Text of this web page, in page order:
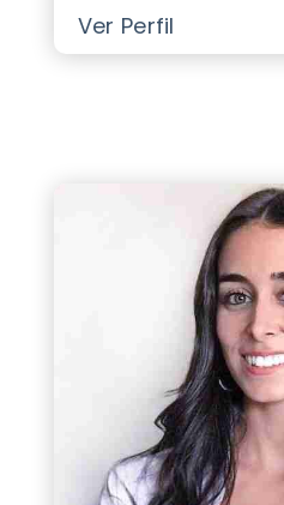
Ver Perfil